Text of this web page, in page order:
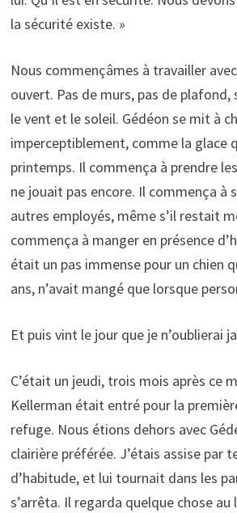
la sécurité existe. »
Nous commençâmes à travailler
ouvert. Pas de murs, pas de plafond,
le vent et le soleil. Gédéon se mit à
imperceptiblement, comme la glace
printemps. Il commença à prendre
ne jouait pas encore. Il commença à
autres employés, même s’il restait
commença à manger en présence
était un pas immense pour un chien
ans, n’avait mangé que lorsque
Et puis vint le jour que je n’oublierai
C’était un jeudi, trois mois après ce
Kellerman était entré pour la
refuge. Nous étions dehors avec
clairière préférée. J’étais assise par
d’habitude, et lui tournait dans les
s’arrêta. Il regarda quelque chose au